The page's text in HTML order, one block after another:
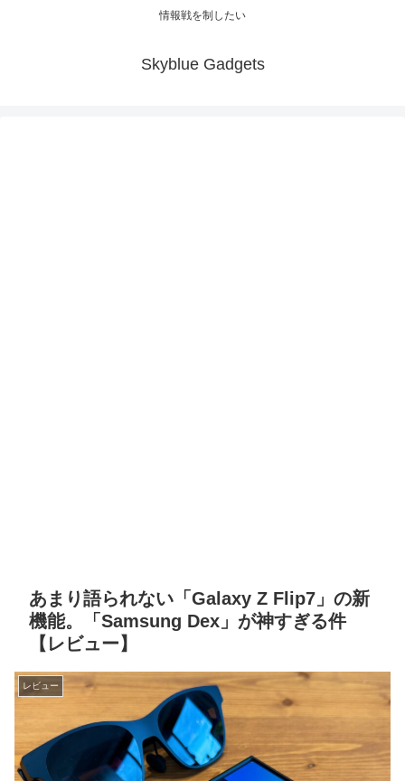
情報戦を制したい
Skyblue Gadgets
あまり語られない「Galaxy Z Flip7」の新
機能。「Samsung Dex」が神すぎる件
【レビュー】
レビュー